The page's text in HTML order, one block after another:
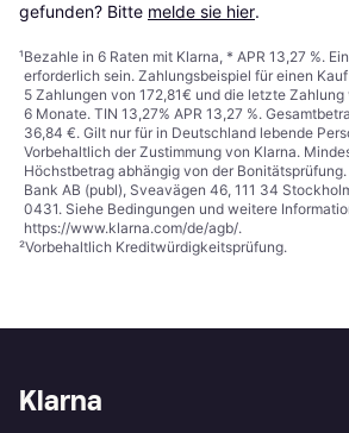
gefunden? Bitte melde sie hier.
¹Bezahle in 6 Raten mit Klarna, * APR 13,27 %.
erforderlich sein. Zahlungsbeispiel für einen
5 Zahlungen von 172,81€ und die letzte
6 Monate. TIN 13,27% APR 13,27 %.
36,84 €. Gilt nur für in Deutschland lebende
Vorbehaltlich der Zustimmung von Klarna.
Höchstbetrag abhängig von der
Bank AB (publ), Sveavägen 46, 111 34
0431. Siehe Bedingungen und weitere
https://www.klarna.com/de/agb/.
²Vorbehaltlich Kreditwürdigkeitsprüfung.
Klarna